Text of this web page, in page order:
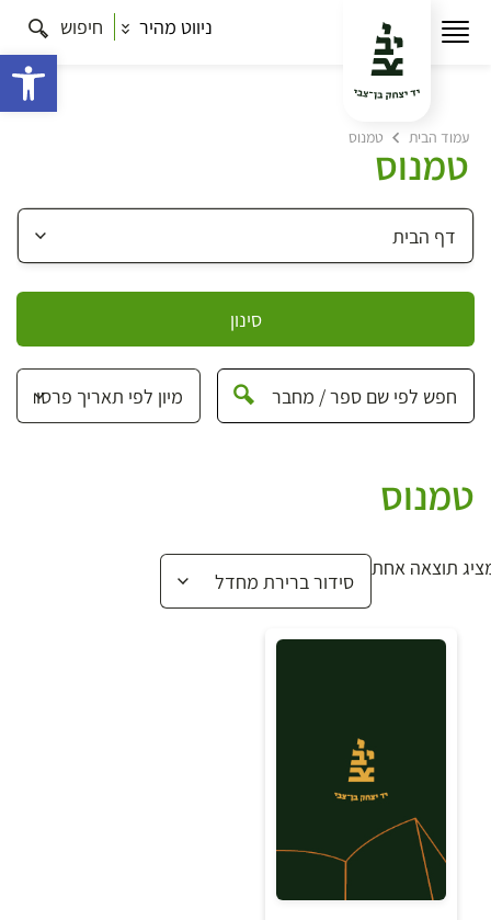
ניווט מהיר חיפוש
עמוד הבית טמנוס
טמנוס
סינון
טמנוס
תוצאה אחת